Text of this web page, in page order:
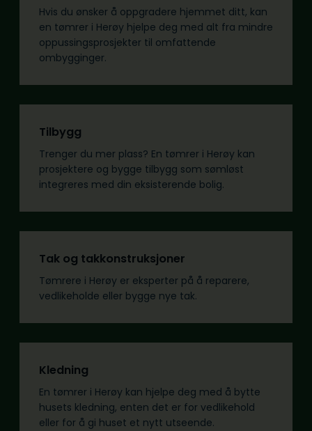
Hvis du ønsker å oppgradere hjemmet ditt, kan
en tømrer i Herøy hjelpe deg med alt fra mindre
oppussingsprosjekter til omfattende
ombygginger.
Tilbygg
Trenger du mer plass? En tømrer i Herøy kan
prosjektere og bygge tilbygg som sømløst
integreres med din eksisterende bolig.
Tak og takkonstruksjoner
Tømrere i Herøy er eksperter på å reparere,
vedlikeholde eller bygge nye tak.
Kledning
En tømrer i Herøy kan hjelpe deg med å bytte
husets kledning, enten det er for vedlikehold
eller for å gi huset et nytt utseende.